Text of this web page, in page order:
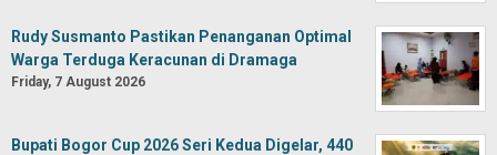
Rudy Susmanto Pastikan Penanganan Optimal
Warga Terduga Keracunan di Dramaga
Friday, 7 August 2026
Bupati Bogor Cup 2026 Seri Kedua Digelar, 440